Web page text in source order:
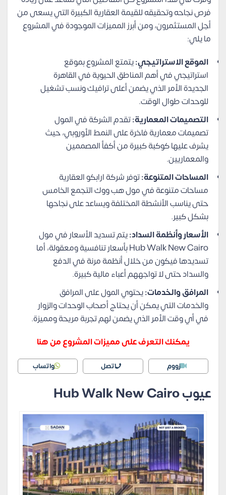
فرص نجاحه وتحقيقه للقيمة العقارية الكبيرة التي يسعى من
أجل المستثمرون، ومن أبرز المميزات الموجودة في المشروع
ما يلي:
الموقع الاستراتيجي:يتمتع المشروع بموقع
استراتيجي في أهم المناطق الحيوية في القاهرة
الجديدة الأمر الذي يضمن أعلى ترافيك ونسب تشغيل
للوحدات طوال الوقت.
التصميمات المعمارية:تقدم الشركة في المول
تصميمات معمارية فاخرة على النمط الأوروبي، حيث
يشرف عليها كوكبة كبيرة من أكفأ المصممين
والمعماريين.
المساحات المتنوعة:توفر شركة ارابكو العقارية
مساحات متنوعة في مول هب ووك التجمع الخامس
حتى يناسب الأنشطة المختلفة ويساعد على نجاحها
بشكل كبير.
الأسعار وأنظمة السداد:يتم تسديد الأسعار في مول
Hub Walk New Cairo بأسعار تنافسية ومعقولة، أما
تسديدها فيكون من خلال أنظمة مرنة في الدفع
والسداد حتى لا تواجههم أعباء مالية كبيرة.
المرافق والخدمات:يحتوي المول على المرافق
والخدمات التي يمكن أن يحتاج أصحاب الوحدات والزوار
في أي وقت الأمر الذي يضمن لهم تجربة مريحة ومميزة.
يمكنك التعرف على مميزات المشروع من هنا
زووم اتصل واتساب
عيوب Hub Walk New Cairo